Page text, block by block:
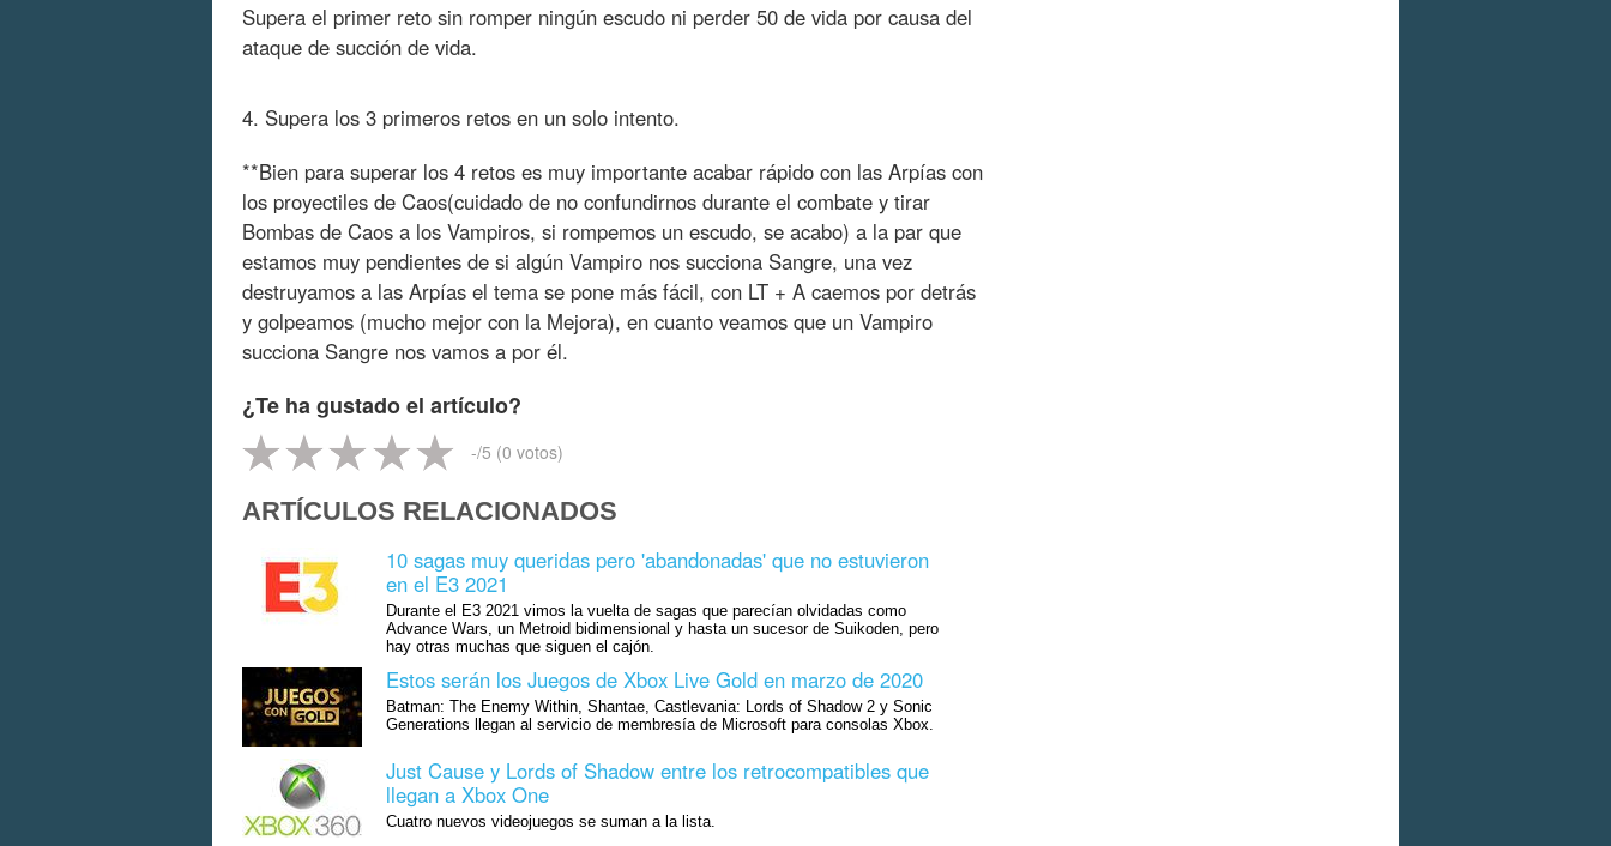
Supera el primer reto sin romper ningún escudo ni perder 50 de vida por causa del
ataque de succión de vida.
4. Supera los 3 primeros retos en un solo intento.
**Bien para superar los 4 retos es muy importante acabar rápido con las Arpías con
los proyectiles de Caos(cuidado de no confundirnos durante el combate y tirar
Bombas de Caos a los Vampiros, si rompemos un escudo, se acabo) a la par que
estamos muy pendientes de si algún Vampiro nos succiona Sangre, una vez
destruyamos a las Arpías el tema se pone más fácil, con LT + A caemos por detrás
y golpeamos (mucho mejor con la Mejora), en cuanto veamos que un Vampiro
succiona Sangre nos vamos a por él.
¿Te ha gustado el artículo?
-/5 (0 votos)
ARTÍCULOS RELACIONADOS
10 sagas muy queridas pero 'abandonadas' que no estuvieron
en el E3 2021
Durante el E3 2021 vimos la vuelta de sagas que parecían olvidadas como
Advance Wars, un Metroid bidimensional y hasta un sucesor de Suikoden, pero
hay otras muchas que siguen el cajón.
Estos serán los Juegos de Xbox Live Gold en marzo de 2020
Batman: The Enemy Within, Shantae, Castlevania: Lords of Shadow 2 y Sonic
Generations llegan al servicio de membresía de Microsoft para consolas Xbox.
Just Cause y Lords of Shadow entre los retrocompatibles que
llegan a Xbox One
Cuatro nuevos videojuegos se suman a la lista.